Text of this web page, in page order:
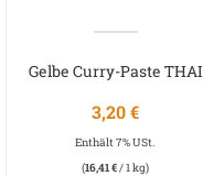
Gelbe Curry-Paste THAI
3,20€
Enthält 7% USt.
(16,41€/ 1 kg)